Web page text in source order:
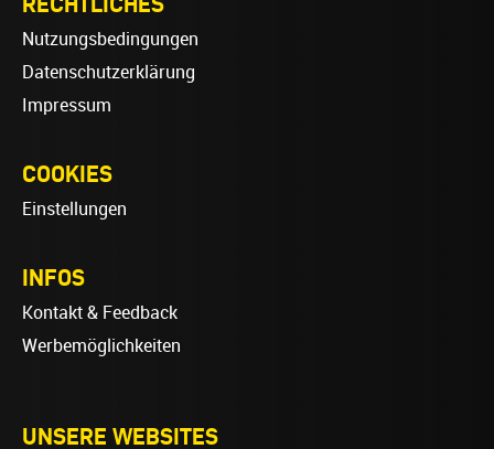
Nutzungsbedingungen
Datenschutzerklärung
Impressum
COOKIES
Einstellungen
INFOS
Kontakt & Feedback
Werbemöglichkeiten
UNSERE WEBSITES